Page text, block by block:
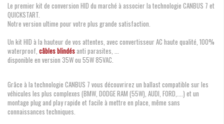
Le premier kit de conversion HID du marché à associer la technologie CANBUS 7 et
QUICKSTART.
Notre version ultime pour votre plus grande satisfaction.
Un kit HID à la hauteur de vos attentes, avec convertisseur AC haute qualité, 100%
waterproof, câbles blindés anti parasites, ...
disponible en version 35W ou 55W 85VAC.
Grâce à la technologie CANBUS 7 vous découvrirez un ballast compatible sur les
véhicules les plus complexes (BMW, DODGE RAM (55W), AUDI, FORD,....) et un
montage plug and play rapide et facile à mettre en place, même sans
connaissances techniques.